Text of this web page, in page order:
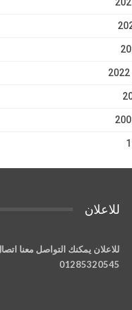
للاعلان
للاعلان يمكنك التواصل معنا
01285320545